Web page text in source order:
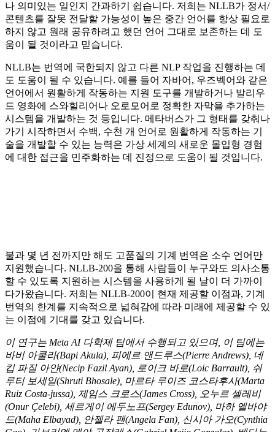
나 의미있는 일인지 간과하기 쉽습니다. 저희는 NLLB가 정서/
콘텐츠를 잘못 전달할 가능성이 높은 중간 언어를 항상 필요로
하지 않고 원래 공유하려고 했던 언어 그대로 보존하는 데 도
움이 될 것이라고 믿습니다.
NLLB는 번역에 국한되지 않고 다른 NLP 작업을 진행하는 데
도 도움이 될 수 있습니다. 예를 들어 자바어, 우즈벡어와 같은
언어에서 원활하게 작동하는 지원 도구를 개발하거나 발리우
드 영화에 스와힐리어나 오로모어로 정확한 자막을 추가하는
시스템을 개발하는 것 등입니다. 메타버스가 그 형태를 갖춰나
가기 시작하면서 수백, 수천 개 언어로 원활하게 작동하는 기
술을 개발할 수 있는 능력은 가상 세계의 새로운 몰입형 경험
에 대한 접근을 민주화하는 데 진정으로 도움이 될 것입니다.
불과 몇 년 전까지만 해도 고품질의 기계 번역은 소수 언어만
지원했습니다. NLLB-200을 통해 사람들이 누구와도 의사소통
할 수 있도록 지원하는 시스템을 사용하게 될 날이 더 가까이
다가왔습니다. 저희는 NLLB-200이 현재 제공할 이점과, 기계
번역의 한계를 지속적으로 넓혀감에 따라 미래에 제공할 수 있
는 이점에 기대를 갖고 있습니다.
이 연구는 Meta AI 다학제 팀에서 수행되고 있으며, 이 팀에는
바비 아쿨라(Bapi Akula), 피에르 앤드루스(Pierre Andrews), 네
킵 파질 아얀(Necip Fazil Ayan), 로이크 바로(Loic Barrault), 쉬
루티 보세일(Shruti Bhosale), 마르타 루이즈 코스타후사(Marta
Ruiz Costa-jussa), 제임스 크로스(James Cross), 오누르 셀레비
(Onur Çelebi), 세르게이 에두노프(Sergey Edunov), 마하 엘바야
드(Maha Elbayad), 안젤라 팬(Angela Fan), 신시아 가오(Cynthia